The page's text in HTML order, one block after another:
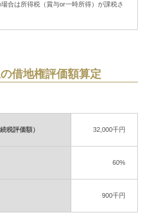
合は所得税（賞与or一時所得）が課税さ
借地権評価額算定
税評価額） 32,000千円
60%
900千円